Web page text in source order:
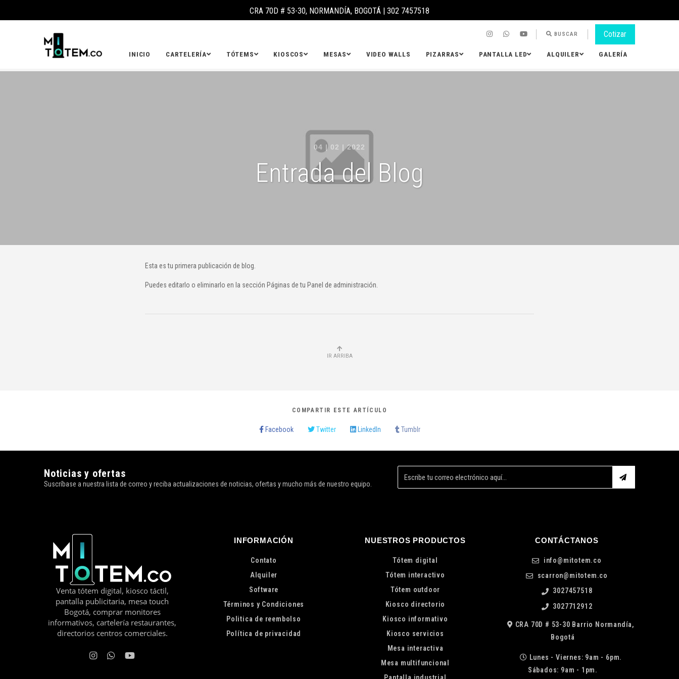
CRA 70D # 53-30, NORMANDÍA, BOGOTÁ | 302 7457518
BUSCAR Cotizar
INICIO CARTELERÍA TÓTEMS KIOSCOS MESAS VIDEO WALLS PIZARRAS PANTALLA LED ALQUILER GALERÍA
04 | 02 | 2022
Entrada del Blog
Esta es tu primera publicación de blog.
Puedes editarlo o eliminarlo en la sección Páginas de tu Panel de administración.
IR ARRIBA
COMPARTIR ESTE ARTÍCULO
Facebook Twitter LinkedIn Tumblr
Noticias y ofertas
Suscríbase a nuestra lista de correo y reciba actualizaciones de noticias, ofertas y mucho más de nuestro equipo.
Venta tótem digital, kiosco táctil,
pantalla publicitaria, mesa touch
Bogotá, comprar monitores
informativos, cartelería restaurantes,
directorios centros comerciales.
INFORMACIÓN
Contato
Alquiler
Software
Términos y Condiciones
Politica de reembolso
Política de privacidad
NUESTROS PRODUCTOS
Tótem digital
Tótem interactivo
Tótem outdoor
Kiosco directorio
Kiosco informativo
Kiosco servicios
Mesa interactiva
Mesa multifuncional
Pantalla industrial
CONTÁCTANOS
info@mitotem.co
scarron@mitotem.co
3027457518
3027712912
CRA 70D # 53-30 Barrio Normandía,
Bogotá
Lunes - Viernes: 9am - 6pm.
Sábados: 9am - 1pm.